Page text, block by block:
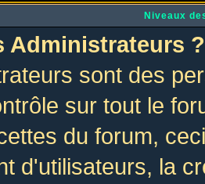
Niveaux
Administrateurs ?
sont des
sur tout le
du forum,
d'utilisateurs, la